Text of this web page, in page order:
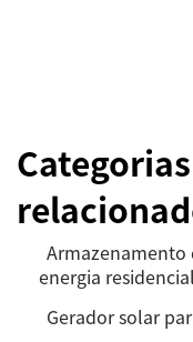
Armazenamento
energia residencial
Gerador solar